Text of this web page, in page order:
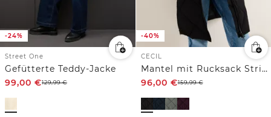
-24%
Street One
Gefütterte Teddy-Jacke
99,00 €129,99€
-40%
CECIL
Mantel mit Rucksack Strings
96,00 €159,99€